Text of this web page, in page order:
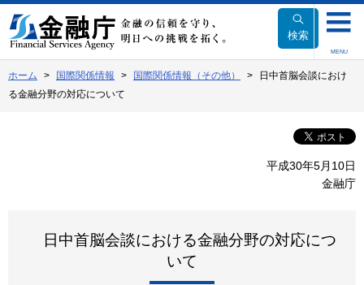
文
へ
動
検索
MENU
ホーム 国際関係情報 国際関係情報（その他）
日中首脳会談におけ
る金融分野の対応について
平成30年5月10日
金融庁
日中首脳会談における金融分野の対応につ
いて